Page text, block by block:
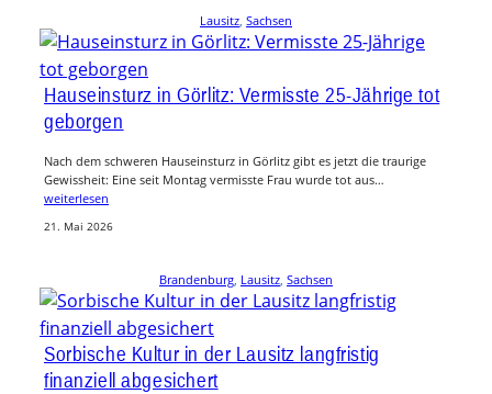
Lausitz Sachsen
Hauseinsturz in Görlitz: Vermisste 25-Jährige tot
geborgen
Nach dem schweren Hauseinsturz in Görlitz gibt es jetzt die traurige
Gewissheit: Eine seit Montag vermisste Frau wurde tot aus…
weiterlesen
21. Mai 2026
Brandenburg, Lausitz, Sachsen
Sorbische Kultur in der Lausitz langfristig
finanziell abgesichert